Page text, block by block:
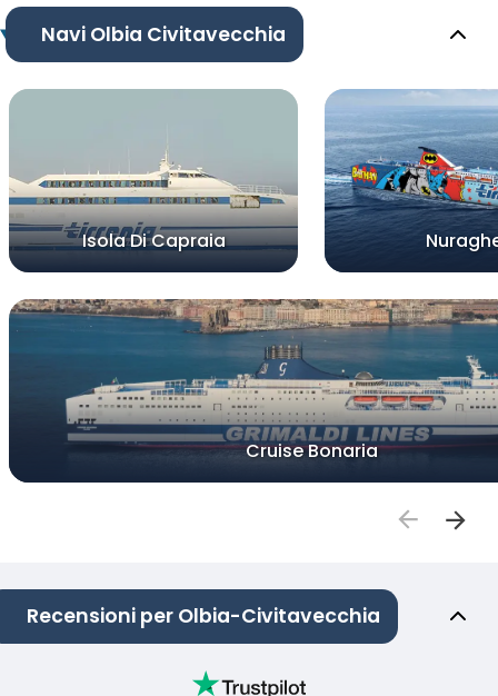
Navi Olbia Civitavecchia
Isola Di Capraia
Cruise Bonaria
Recensioni per Olbia-Civitavecchia